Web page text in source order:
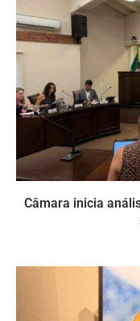
Câmara inicia